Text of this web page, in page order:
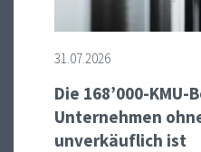
31.07.2026
Die 168’000-KMU-
Unternehmen
unverkäuflich ist